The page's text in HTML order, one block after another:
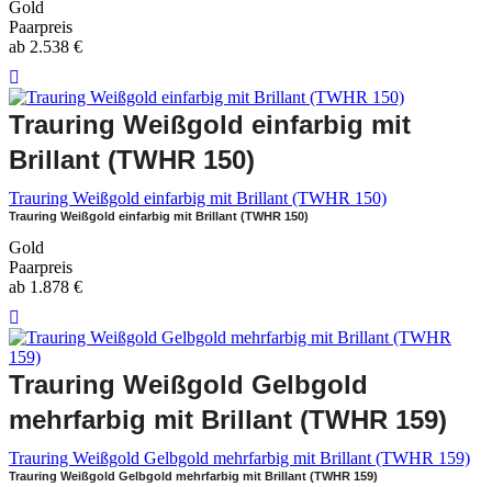
Gold
Paarpreis
ab 2.538 €
Trauring Weißgold einfarbig mit
Brillant (TWHR 150)
Trauring Weißgold einfarbig mit Brillant (TWHR 150)
Trauring Weißgold einfarbig mit Brillant (TWHR 150)
Gold
Paarpreis
ab 1.878 €
Trauring Weißgold Gelbgold
mehrfarbig mit Brillant (TWHR 159)
Trauring Weißgold Gelbgold mehrfarbig mit Brillant (TWHR 159)
Trauring Weißgold Gelbgold mehrfarbig mit Brillant (TWHR 159)